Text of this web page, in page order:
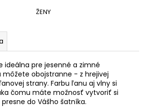
ŽENY
ideálna pre jesenné a zimné
môžete obojstranne - z hrejivej
strany. Farbu ľanu aj vlny si
čomu máte možnosť vytvoriť si
do Vášho šatníka.